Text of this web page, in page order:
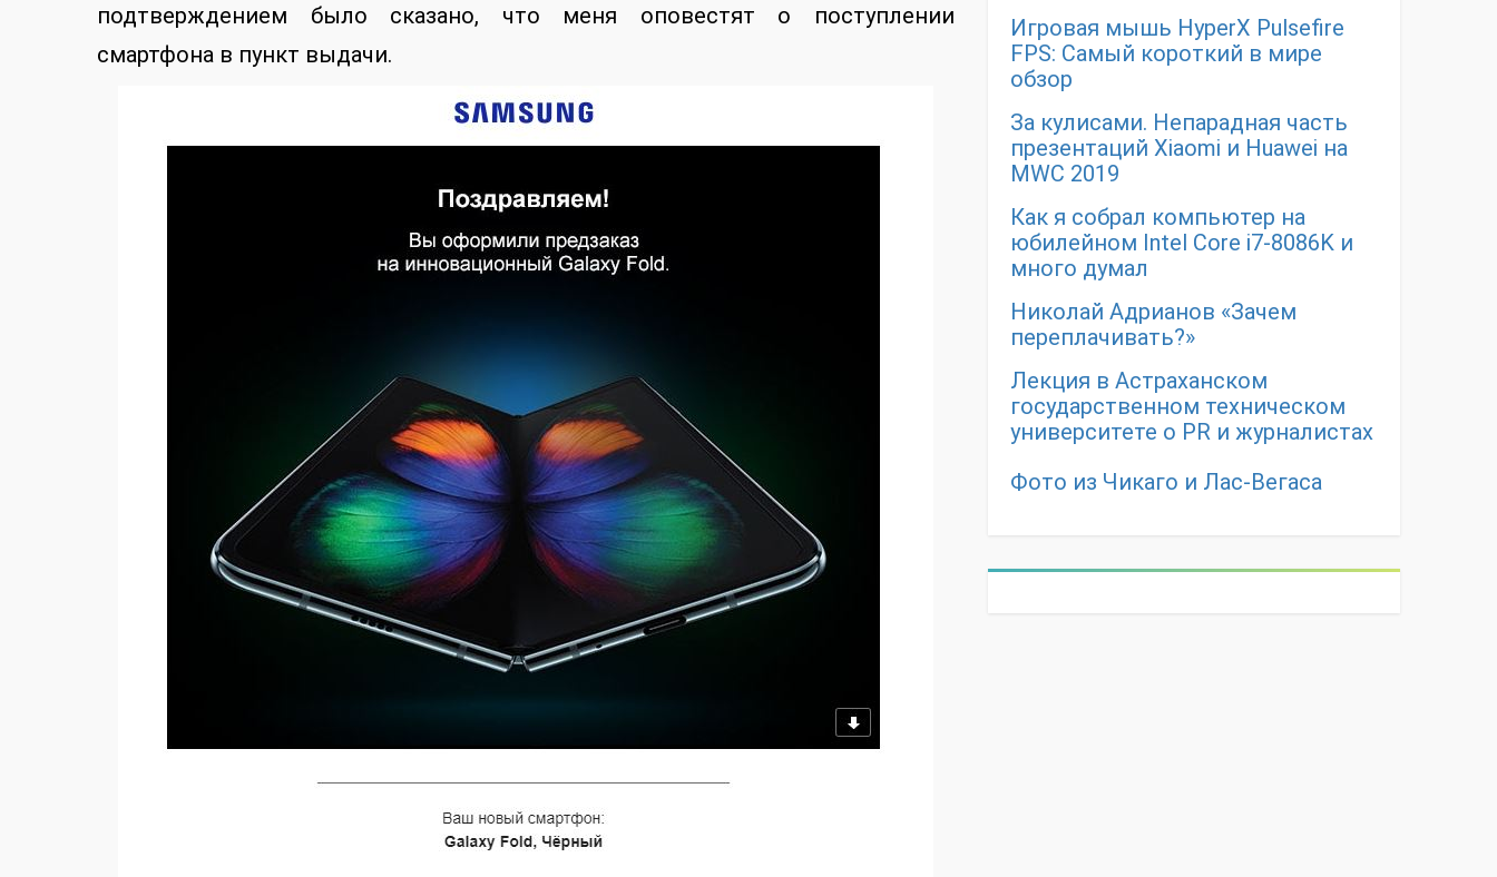
подтверждением было сказано, что меня оповестят о поступлении
смартфона в пункт выдачи.
Игровая мышь HyperX Pulsefire
FPS: Самый короткий в мире
обзор
За кулисами. Непарадная часть
презентаций Xiaomi и Huawei на
MWC 2019
Как я собрал компьютер на
юбилейном Intel Core i7-8086K и
много думал
Николай Адрианов «Зачем
переплачивать?»
Лекция в Астраханском
государственном техническом
университете о PR и журналистах
Фото из Чикаго и Лас-Вегаса